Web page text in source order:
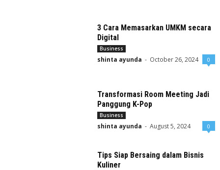
3 Cara Memasarkan UMKM secara
Digital
Business
shinta ayunda - October 26, 2024 0
Transformasi Room Meeting Jadi
Panggung K-Pop
Business
shinta ayunda - August 5, 2024 0
Tips Siap Bersaing dalam Bisnis
Kuliner